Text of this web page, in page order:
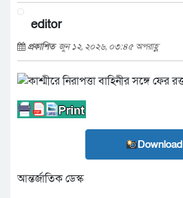
editor
প্রকাশিত জুন ১২, ২০২৬, ০৩:৪৫ অপরাহ্ণ
Download
আন্তর্জাতিক ডেস্ক